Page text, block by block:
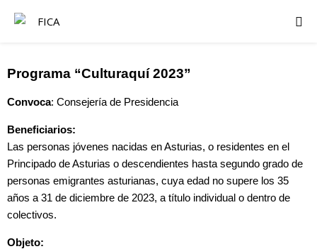
Programa “Culturaquí 2023”
Convoca: Consejería de Presidencia
Beneficiarios:
Las personas jóvenes nacidas en Asturias, o residentes en el
Principado de Asturias o descendientes hasta segundo grado de
personas emigrantes asturianas, cuya edad no supere los 35
años a 31 de diciembre de 2023, a título individual o dentro de
colectivos.
Objeto: